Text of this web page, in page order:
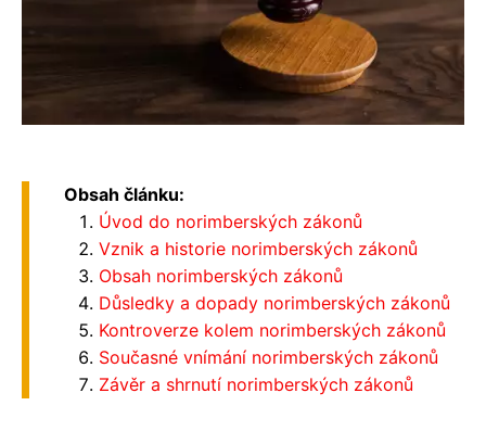
Obsah článku:
Úvod do norimberských zákonů
Vznik a historie norimberských zákonů
Obsah norimberských zákonů
Důsledky a dopady norimberských zákonů
Kontroverze kolem norimberských zákonů
Současné vnímání norimberských zákonů
Závěr a shrnutí norimberských zákonů